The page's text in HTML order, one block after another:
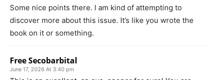
Some nice points there. I am kind of attempting to
discover more about this issue. It’s like you wrote the
book on it or something.
Free Secobarbital
June 17, 2026 At 3:40 pm